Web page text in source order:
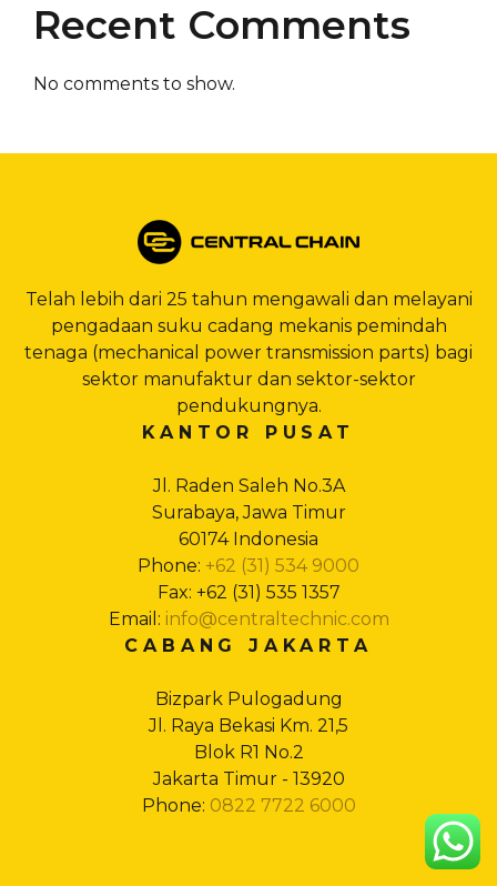
Recent Comments
No comments to show.
Telah lebih dari 25 tahun mengawali dan melayani
pengadaan suku cadang mekanis pemindah
tenaga (mechanical power transmission parts) bagi
sektor manufaktur dan sektor-sektor
pendukungnya.
KANTOR PUSAT
Jl. Raden Saleh No.3A
Surabaya, Jawa Timur
60174 Indonesia
Phone: +62 (31) 534 9000
Fax: +62 (31) 535 1357
Email: info@centraltechnic.com
CABANG JAKARTA
Bizpark Pulogadung
Jl. Raya Bekasi Km. 21,5
Blok R1 No.2
Jakarta Timur - 13920
Phone: 0822 7722 6000